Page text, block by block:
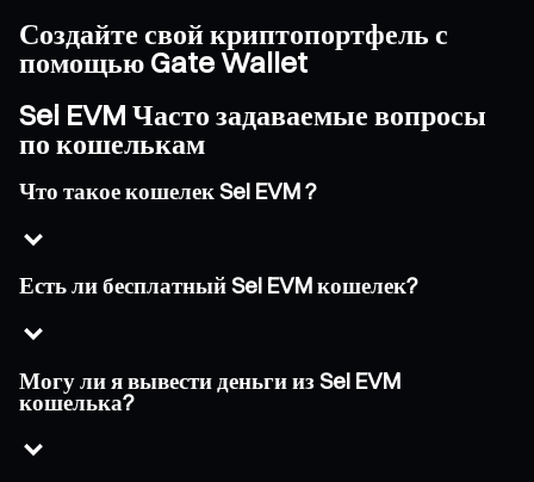
Создайте свой криптопортфель с
помощью Gate Wallet
Sei EVM Часто задаваемые вопросы
по кошелькам
Что такое кошелек Sei EVM ?
Есть ли бесплатный Sei EVM кошелек?
Могу ли я вывести деньги из Sei EVM
кошелька?